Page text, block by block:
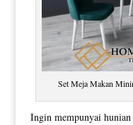
Set Meja Makan
Ingin mempunyai